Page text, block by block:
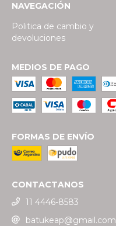
NAVEGACIÓN
Politica de cambio y
devoluciones
MEDIOS DE PAGO
FORMAS DE ENVÍO
CONTACTANOS
11 4446-8583
batukeap@gmail.com